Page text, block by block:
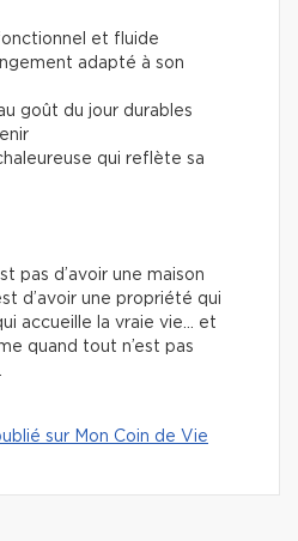
et fluide
adapté à son
goût du jour durables
qui reflète sa
pas d’avoir une maison
d’avoir une propriété qui
accueille la vraie vie… et
quand tout n’est pas
sur Mon Coin de Vie